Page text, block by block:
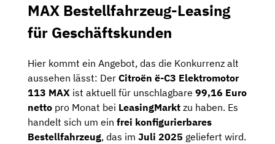
MAX Bestellfahrzeug-Leasing
für Geschäftskunden
Hier kommt ein Angebot, das die Konkurrenz alt
aussehen lässt: Der Citroën ë-C3 Elektromotor
113 MAX ist aktuell für unschlagbare 99,16 Euro
netto pro Monat bei LeasingMarkt zu haben. Es
handelt sich um ein frei konfigurierbares
Bestellfahrzeug, das im Juli 2025 geliefert wird.